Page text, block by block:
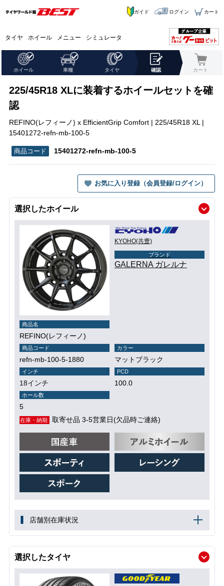
タイヤ ホイール メニュー シミュレータ
ガイド ログイン カート
ホイール 車種 タイヤ 確認 カート
225/45R18 XLに装着するホイールセットを確
認
REFINO(レフィーノ) x EfficientGrip Comfort | 225/45R18 XL |
15401272-refn-mb-100-5
15401272-refn-mb-100-5
お気に入り登録（会員登録/ログイン）
選択したホイール
KYOHO(共豊)
ブランド
GALERNA ガレルナ
商品名
REFINO(レフィーノ)
商品コード
refn-mb-100-5-1880
カラー
マットブラック
インチ
18インチ
PCD
100.0
ホール数
5
在庫・納期 取寄せ品 3-5営業日(欠品時ご連絡)
店舗別在庫状況
選択したタイヤ